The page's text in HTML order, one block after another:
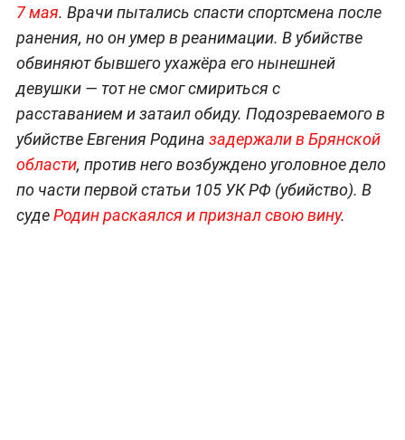
7 мая. Врачи пытались спасти спортсмена после
ранения, но он умер в реанимации. В убийстве
обвиняют бывшего ухажёра его нынешней
девушки — тот не смог смириться с
расставанием и затаил обиду. Подозреваемого в
убийстве Евгения Родина задержали в Брянской
области, против него возбуждено уголовное дело
по части первой статьи 105 УК РФ (убийство). В
судеРодин раскаялся и признал свою вину.